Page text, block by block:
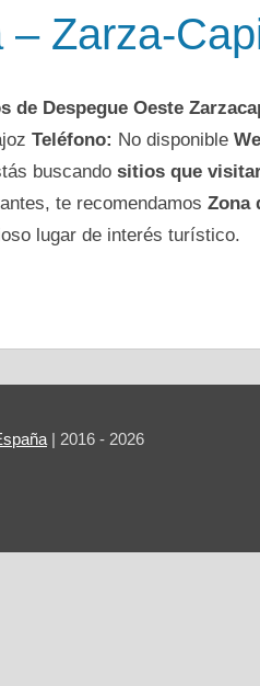
– Zarza-
de Despegue Oeste
Teléfono: No disponible
buscando sitios que
te recomendamos Zona
lugar de interés turístico.
| 2016 - 2026